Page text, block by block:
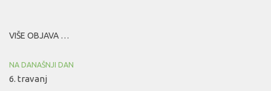
VIŠE OBJAVA …
NA DANAŠNJI DAN
6. travanj